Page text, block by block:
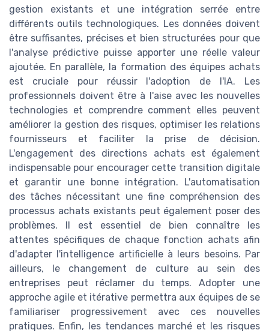
gestion existants et une intégration serrée entre
différents outils technologiques. Les données doivent
être suffisantes, précises et bien structurées pour que
l'analyse prédictive puisse apporter une réelle valeur
ajoutée. En parallèle, la formation des équipes achats
est cruciale pour réussir l'adoption de l'IA. Les
professionnels doivent être à l'aise avec les nouvelles
technologies et comprendre comment elles peuvent
améliorer la gestion des risques, optimiser les relations
fournisseurs et faciliter la prise de décision.
L'engagement des directions achats est également
indispensable pour encourager cette transition digitale
et garantir une bonne intégration. L'automatisation
des tâches nécessitant une fine compréhension des
processus achats existants peut également poser des
problèmes. Il est essentiel de bien connaître les
attentes spécifiques de chaque fonction achats afin
d'adapter l'intelligence artificielle à leurs besoins. Par
ailleurs, le changement de culture au sein des
entreprises peut réclamer du temps. Adopter une
approche agile et itérative permettra aux équipes de se
familiariser progressivement avec ces nouvelles
pratiques. Enfin, les tendances marché et les risques